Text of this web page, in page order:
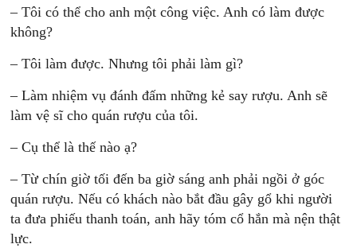
– Tôi có thể cho anh một công việc. Anh có làm được
không?
– Tôi làm được. Nhưng tôi phải làm gì?
– Làm nhiệm vụ đánh đấm những kẻ say rượu. Anh sẽ
làm vệ sĩ cho quán rượu của tôi.
– Cụ thể là thế nào ạ?
– Từ chín giờ tối đến ba giờ sáng anh phải ngồi ở góc
quán rượu. Nếu có khách nào bắt đầu gây gổ khi người
ta đưa phiếu thanh toán, anh hãy tóm cổ hắn mà nện thật
lực.